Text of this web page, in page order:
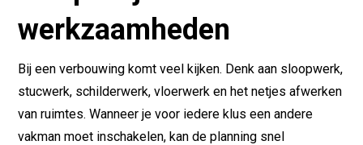
werkzaamheden
Bij een verbouwing komt veel kijken. Denk aan sloopwerk,
stucwerk, schilderwerk, vloerwerk en het netjes afwerken
van ruimtes. Wanneer je voor iedere klus een andere
vakman moet inschakelen, kan de planning snel